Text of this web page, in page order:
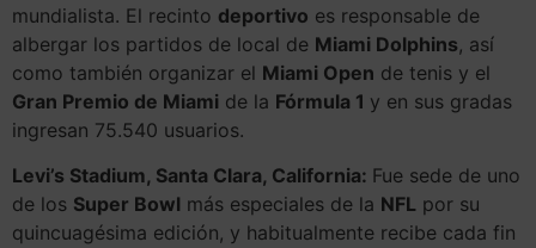
mundialista. El recinto deportivo es responsable de
albergar los partidos de local de Miami Dolphins, así
como también organizar el Miami Open de tenis y el
Gran Premio de Miami de la Fórmula 1 y en sus gradas
ingresan 75.540 usuarios.
Levi’s Stadium, Santa Clara, California: Fue sede de uno
de los Super Bowl más especiales de la NFL por su
quincuagésima edición, y habitualmente recibe cada fin